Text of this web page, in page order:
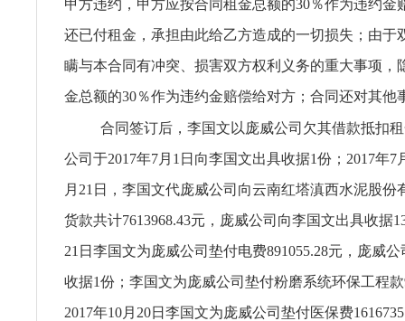
甲方违约，甲方应按合同租金总额的30％作为违约金
还已付租金，承担由此给乙方造成的一切损失；由于
瞒与本合同有冲突、损害双方权利义务的重大事项，
金总额的30％作为违约金赔偿给对方；合同还对其他
合同签订后，李国文以庞威公司欠其借款抵扣
公司于2017年7月1日向李国文出具收据1份；2017年7
月21日，李国文代庞威公司向云南红塔滇西水泥股份
货款共计7613968.43元，庞威公司向李国文出具收据
21日李国文为庞威公司垫付电费891055.28元，庞威
收据1份；李国文为庞威公司垫付粉磨系统环保工程款
2017年10月20日李国文为庞威公司垫付医保费